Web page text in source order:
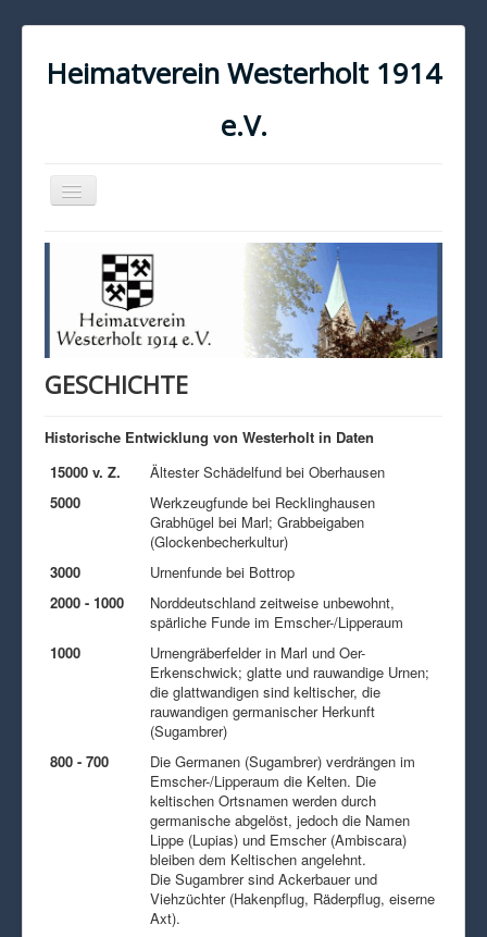
Heimatverein Westerholt 1914
e.V.
Navigation
an/aus
KONTAKT
IMPRESSUM
DATENSCHUTZ
GESCHICHTE
Historische Entwicklung von Westerholt in Daten
15000 v. Z.
Ältester Schädelfund bei Oberhausen
5000
Werkzeugfunde bei Recklinghausen
Grabhügel bei Marl; Grabbeigaben
(Glockenbecherkultur)
3000
Urnenfunde bei Bottrop
2000 - 1000
Norddeutschland zeitweise unbewohnt,
spärliche Funde im Emscher-/Lipperaum
1000
Urnengräberfelder in Marl und Oer-
Erkenschwick; glatte und rauwandige Urnen;
die glattwandigen sind keltischer, die
rauwandigen germanischer Herkunft
(Sugambrer)
800 - 700
Die Germanen (Sugambrer) verdrängen im
Emscher-/Lipperaum die Kelten. Die
keltischen Ortsnamen werden durch
germanische abgelöst, jedoch die Namen
Lippe (Lupias) und Emscher (Ambiscara)
bleiben dem Keltischen angelehnt.
Die Sugambrer sind Ackerbauer und
Viehzüchter (Hakenpflug, Räderpflug, eiserne
Axt).